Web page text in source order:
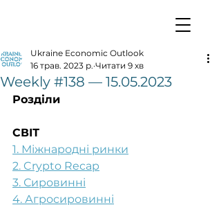
Weekly #138 — 15.05.2023
Ukraine Economic Outlook
16 трав. 2023 р. Читати 9 хв
Розділи
СВІТ
1. Міжнародні ринки
2. Crypto Recap
3. Сировинні
4. Агросировинні